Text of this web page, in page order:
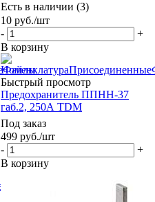
Есть в наличии (3)
10 руб./шт
-
+
В корзину
Быстрый просмотр
Предохранитель ППНН-37
габ.2, 250А TDM
Под заказ
499 руб./шт
-
+
В корзину